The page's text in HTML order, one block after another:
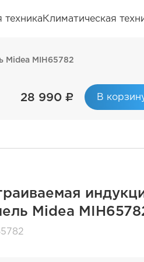
Климатическая
Midea MIH65782
28 990 ₽ В
Midea